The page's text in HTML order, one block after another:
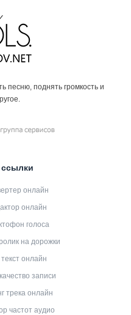
песню, поднять громкость и
онлайн
онлайн
голоса
на дорожки
текст онлайн
записи
трека онлайн
частот аудио